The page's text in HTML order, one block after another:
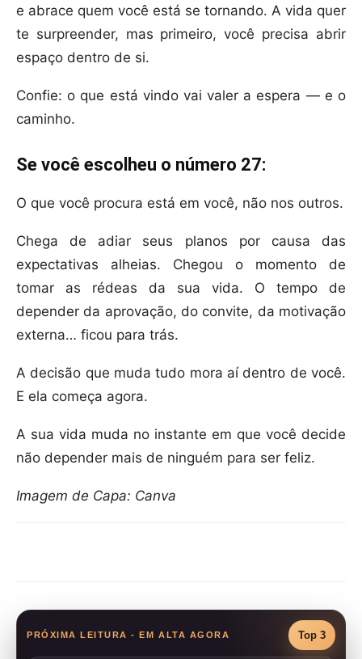
e abrace quem você está se tornando. A vida quer
te surpreender, mas primeiro, você precisa abrir
espaço dentro de si.
Confie: o que está vindo vai valer a espera — e o
caminho.
Se você escolheu o número 27:
O que você procura está em você, não nos outros.
Chega de adiar seus planos por causa das
expectativas alheias. Chegou o momento de
tomar as rédeas da sua vida. O tempo de
depender da aprovação, do convite, da motivação
externa… ficou para trás.
A decisão que muda tudo mora aí dentro de você.
E ela começa agora.
A sua vida muda no instante em que você decide
não depender mais de ninguém para ser feliz.
Imagem de Capa: Canva
PRÓXIMA LEITURA - EM ALTA AGORA Top 3